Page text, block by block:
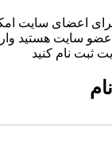
برای اعضای سایت
سایت هستید
ثبت نام کنید